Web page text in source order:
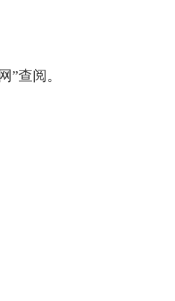
”查阅。